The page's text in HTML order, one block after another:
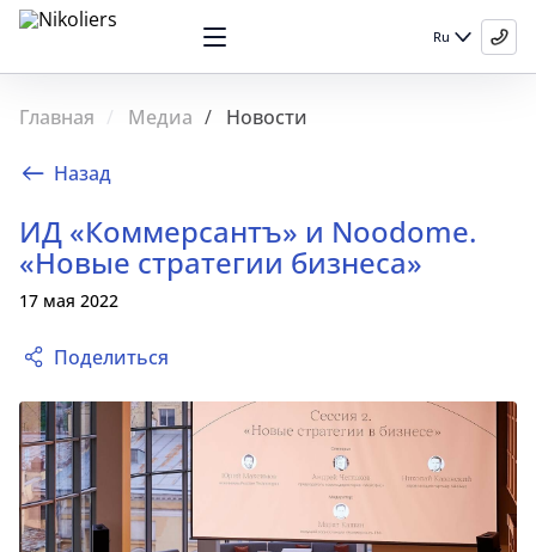
Ru
Главная Медиа Новости
Назад
ИД «Коммерсантъ» и Noodome.
«Новые стратегии бизнеса»
17 мая 2022
Поделиться